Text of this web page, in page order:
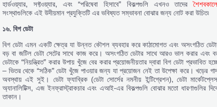
হার্ডওয়্যার, সফ্টওয়্যার, এবং “পরিষেবা হিসাবে” বিকল্পগুলি এখনও তাদেরশৈশবকালে
সংস্থাগুলিকে এই উদীয়মান প্রযুক্তিটি এর ভবিষ্যত সম্ভাবনা বোঝার জন্য নোট করা উচিত৷
১৬. বিগডেটা
বিগ ডেটা এমন একটি ক্ষেত্র যা উন্নত কৌশল ব্যবহার করে কাঠামোগত এবং অসংগঠিত
বড় বা জটিল ডেটা সেটের সাথে কাজ করে। অসংগঠিত ডেটার সাথে আরও ভাল করার এবং
ডেটাকে “নিয়ন্ত্রিত” করার উপায় খুঁজে বের করার প্রয়োজনীয়তার দ্বারা বিগ ডেটা প্রভাবিত
– ভিতর থেকে “সঠিক” ডেটা খুঁজে পাওয়ার জন্য যা প্রয়োজন নেই তা উপেক্ষা করে। খড়ের
অবস্থায় এই সুই। ডেটা ফ্যাব্রিক (ডেটা সোর্সের নমনীয় ইন্টিগ্রেশন), ডেটা
অ্যানালিটিক্স, এজ ইনফ্রাস্ট্রাকচার এবং এআই-এর বিকল্পগুলি বোঝার মতো ধারণাগুলির
তাকান।